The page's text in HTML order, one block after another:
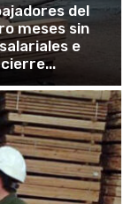
del
meses sin
e